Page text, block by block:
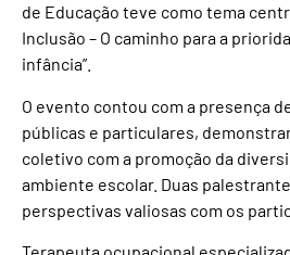
de Educação teve como tema
Inclusão – O caminho para a
infância”.
O evento contou com a presença
públicas e particulares,
coletivo com a promoção da
ambiente escolar. Duas
perspectivas valiosas com os